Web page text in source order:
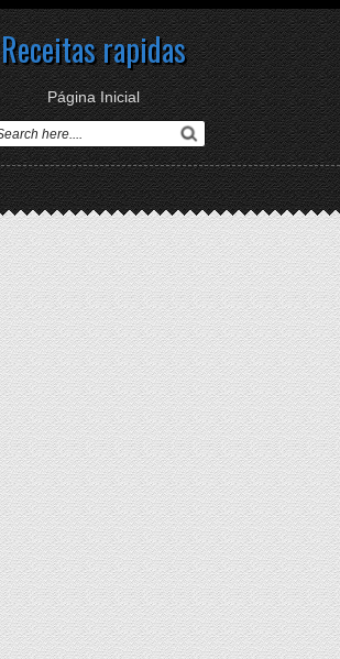
Receitas rapidas
Página Inicial